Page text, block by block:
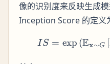
像的识别度来反映生成模
Inception Score 的定义
I S = exp (Ex∼G [